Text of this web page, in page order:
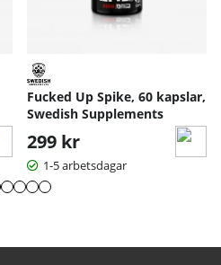
Fucked Up Spike, 60 kapslar,
Swedish Supplements
299 kr
1-5 arbetsdagar